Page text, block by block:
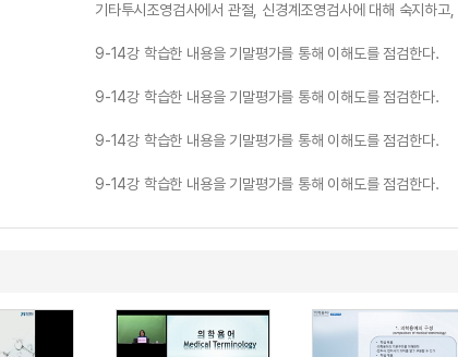
기타투시조영검사에서 관절, 신경계조영검사에 대해 숙지하고
9-14강 학습한 내용을 기말평가를 통해 이해도를 점검한다.
9-14강 학습한 내용을 기말평가를 통해 이해도를 점검한다.
9-14강 학습한 내용을 기말평가를 통해 이해도를 점검한다.
9-14강 학습한 내용을 기말평가를 통해 이해도를 점검한다.